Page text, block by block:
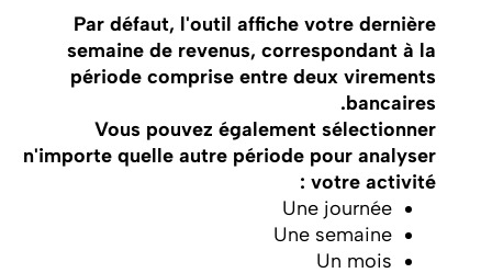
Par défaut, l'outil affiche votre dernière
semaine de revenus, correspondant à la
période comprise entre deux virements
bancaires.
Vous pouvez également sélectionner
n'importe quelle autre période pour analyser
votre activité :
Une journée
Une semaine
Un mois